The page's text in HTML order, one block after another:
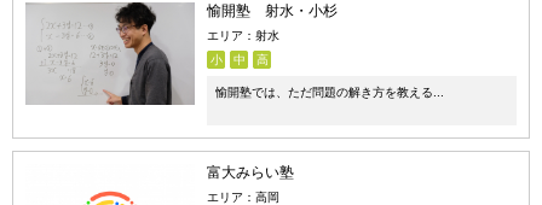
愉開塾 射水・小杉
エリア：射水
小
中 高
愉開塾では、ただ問題の解き方を教える...
富大みらい塾
エリア：高岡